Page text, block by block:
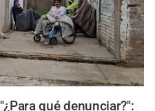
"¿Para qué denunciar?":